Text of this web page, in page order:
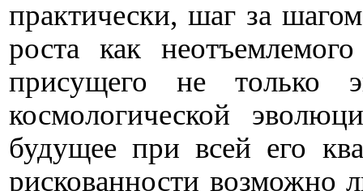
практически, шаг за
роста как
присущего не только
космологической
будущее при всей его
рискованности возможно